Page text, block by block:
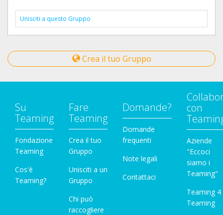
Unisciti a questo Gruppo
Crea il tuo Gruppo
Su
Teaming
Fondazione
Teaming
Cos'è
Teaming?
Fare
Teaming
Crea il tuo
Gruppo
Unisciti a un
Gruppo
Chi può
raccogliere
Domande?
Domande
frequenti
Note legali
Contattaci
con
Aziende
"Eccoci
siamo i
Teaming"
Teaming 4
Teaming